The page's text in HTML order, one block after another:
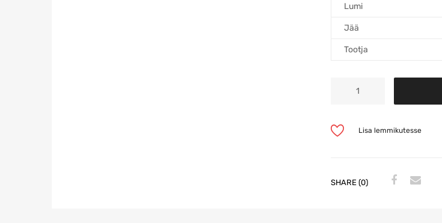
Lumi
Jää
Tootja
Lisa lemmikutesse
SHARE (0)